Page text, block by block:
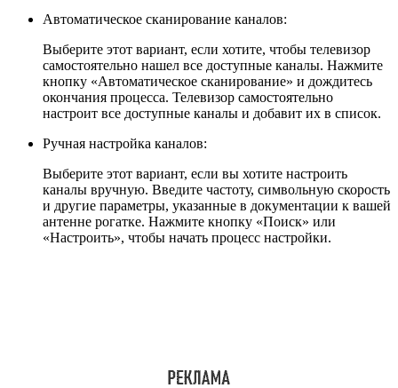
Автоматическое сканирование каналов:
Выберите этот вариант, если хотите, чтобы телевизор
самостоятельно нашел все доступные каналы. Нажмите
кнопку «Автоматическое сканирование» и дождитесь
окончания процесса. Телевизор самостоятельно
настроит все доступные каналы и добавит их в список.
Ручная настройка каналов:
Выберите этот вариант, если вы хотите настроить
каналы вручную. Введите частоту, символьную скорость
и другие параметры, указанные в документации к вашей
антенне рогатке. Нажмите кнопку «Поиск» или
«Настроить», чтобы начать процесс настройки.